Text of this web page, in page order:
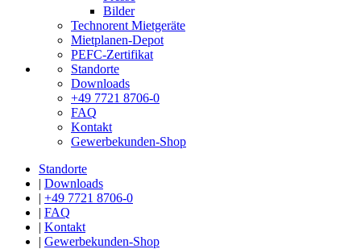
Bilder
Technorent Mietgeräte
Mietplanen-Depot
PEFC-Zertifikat
Standorte
Downloads
+49 7721 8706-0
FAQ
Kontakt
Gewerbekunden-Shop
Standorte
| Downloads
| +49 7721 8706-0
| FAQ
| Kontakt
| Gewerbekunden-Shop